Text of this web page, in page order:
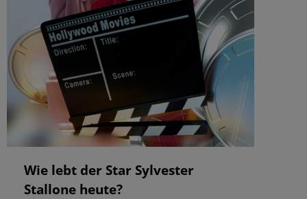
Wie lebt der Star Sylvester
Stallone heute?